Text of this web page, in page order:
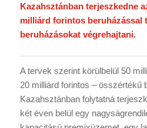
Kazahsztánban terjeszkedne
milliárd forintos beruházással
beruházásokat végrehajtani.
A tervek szerint körülbelül 50
20 milliárd forintos – összértékű
Kazahsztánban folytatná
két éven belül egy